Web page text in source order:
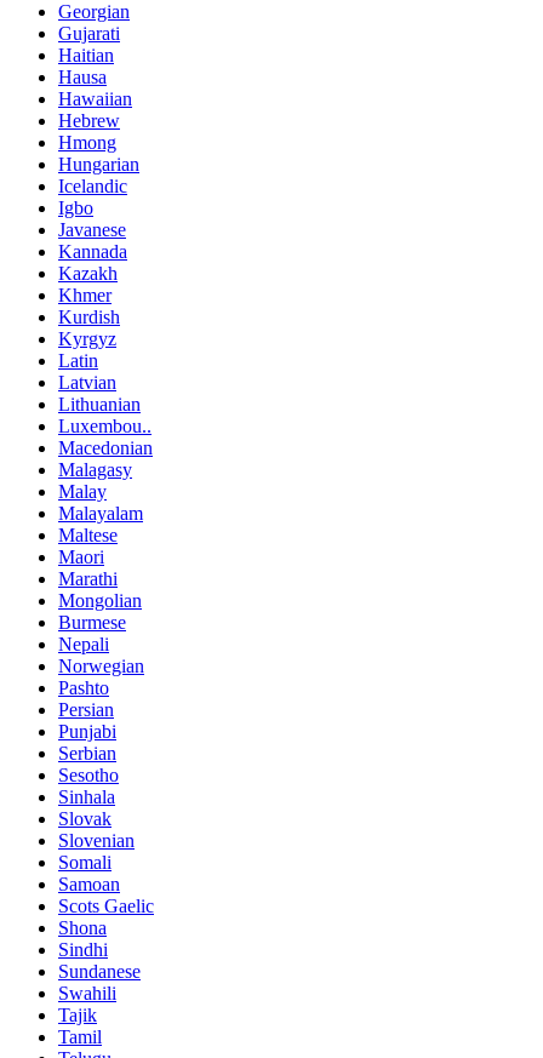
Georgian
Gujarati
Haitian
Hausa
Hawaiian
Hebrew
Hmong
Hungarian
Icelandic
Igbo
Javanese
Kannada
Kazakh
Khmer
Kurdish
Kyrgyz
Latin
Latvian
Lithuanian
Luxembou..
Macedonian
Malagasy
Malay
Malayalam
Maltese
Maori
Marathi
Mongolian
Burmese
Nepali
Norwegian
Pashto
Persian
Punjabi
Serbian
Sesotho
Sinhala
Slovak
Slovenian
Somali
Samoan
Scots Gaelic
Shona
Sindhi
Sundanese
Swahili
Tajik
Tamil